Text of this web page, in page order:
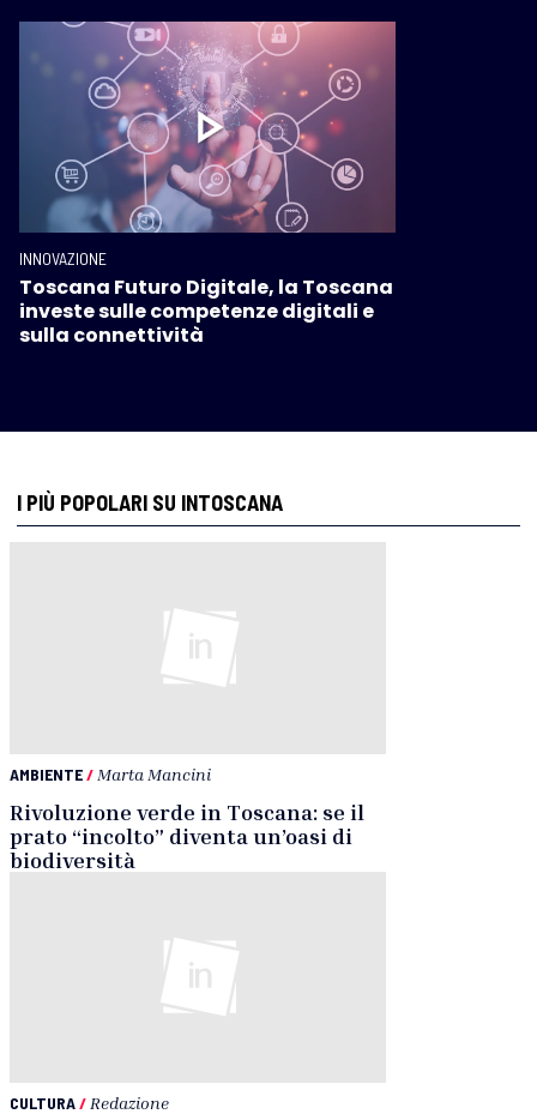
INNOVAZIONE
Toscana Futuro Digitale, la Toscana
investe sulle competenze digitali e
sulla connettività
I PIÙ POPOLARI SU INTOSCANA
AMBIENTE/ Marta Mancini
Rivoluzione verde in Toscana: se il
prato “incolto” diventa un’oasi di
biodiversità
CULTURA/ Redazione